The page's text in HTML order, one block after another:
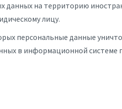
на территорию
лицу.
персональные данные
в информационной системе